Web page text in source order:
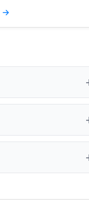
那麼明確。根據你所居
期數量可能會大不相同
利亞人每...
→